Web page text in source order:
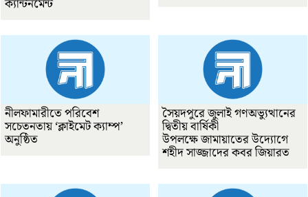
ক্যান্টনমেন্ট
নীলফামারীতে পরিবেশ
সচেতনতায় ‘ক্লাইমেট ক্যাম্প’
অনুষ্ঠিত
সৈয়দপুরে জুলাই গণঅভ্যুত্থানের
দ্বিতীয় বার্ষিকী
উপলক্ষে জামায়াতের উদ্যোগে
শহীদ সাজ্জাদের কবর জিয়ারত